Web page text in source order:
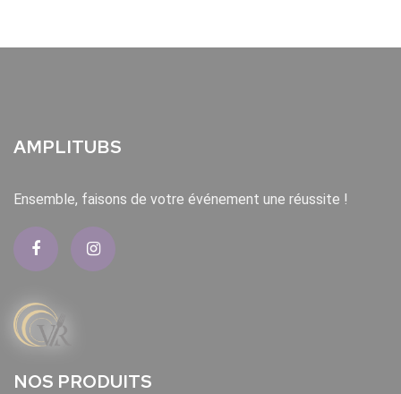
AMPLITUBS
Ensemble, faisons de votre événement une réussite !
NOS PRODUITS